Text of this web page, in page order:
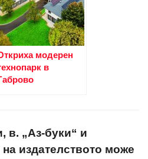
модерен
в
в. „Аз-буки“ и
издателството може